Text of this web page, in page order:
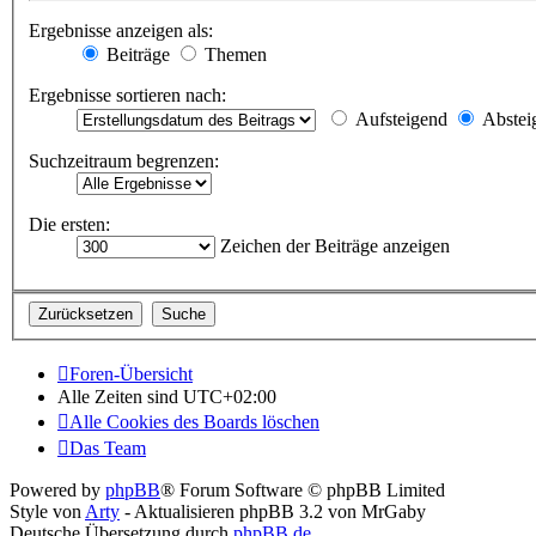
Ergebnisse anzeigen als:
Beiträge
Themen
Ergebnisse sortieren nach:
Aufsteigend
Suchzeitraum begrenzen:
Die ersten:
Zeichen der Beiträge anzeigen
Foren-Übersicht
Alle Zeiten sind UTC+02:00
Alle Cookies des Boards löschen
Das Team
Powered by phpBB® Forum Software © phpBB Limited
Style von Arty - Aktualisieren phpBB 3.2 von MrGaby